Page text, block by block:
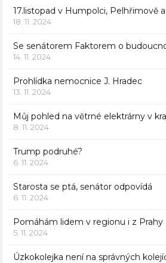
17.listopad v Humpolci, Pelhřimově a
18. 11. 2024
Se senátorem Faktorem o
14. 11. 2024
Prohlídka nemocnice J. Hradec
13. 11. 2024
Můj pohled na větrné elektrárny v
8. 11. 2024
Trump podruhé?
6. 11. 2024
Starosta se ptá, senátor odpovídá
6. 11. 2024
Pomáhám lidem v regionu i z Prahy
5. 11. 2024
Úzkokolejka není na správných